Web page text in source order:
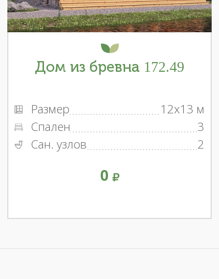
Дом из бревна 172.49
Размер
12x13 м
Спален
3
Сан. узлов
2
0